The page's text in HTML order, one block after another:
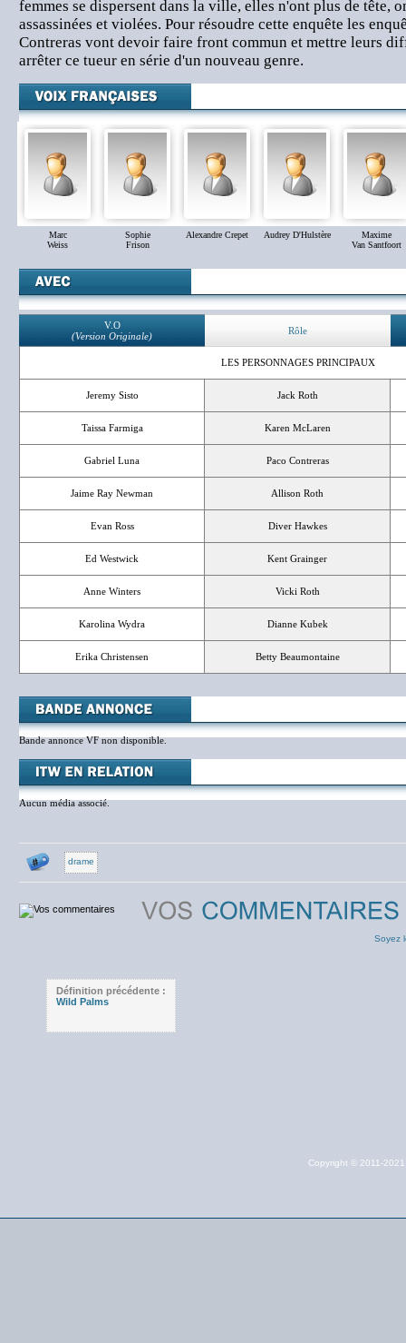
femmes se dispersent dans la ville, elles n'ont plus de tête,
assassinées et violées. Pour résoudre cette enquête les
Contreras vont devoir faire front commun et mettre leurs
arrêter ce tueur en série d'un nouveau genre.
Marc
Weiss
Sophie
Frison
Alexandre Crepet Audrey D'Hulstère
Maxime
Van Santfoort
V.O
(Version Originale)
Rôle
LES PERSONNAGES PRINCIPAUX
Jeremy Sisto Jack Roth
Taissa Farmiga Karen McLaren
Gabriel Luna Paco Contreras
Jaime Ray Newman Allison Roth
Evan Ross Diver Hawkes
Ed Westwick Kent Grainger
Anne Winters Vicki Roth
Karolina Wydra Dianne Kubek
Erika Christensen Betty Beaumontaine
Bande annonce VF non disponible.
Aucun média associé.
drame
Soyez
Définition précédente :
Wild Palms
Copyright © 2011-